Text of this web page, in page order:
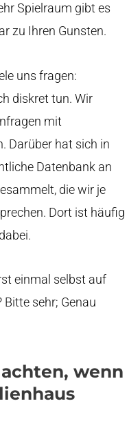
Spielraum gibt es
zu Ihren Gunsten.
uns fragen:
diskret tun. Wir
mit
Darüber hat sich in
Datenbank an
die wir je
Dort ist häufig
einmal selbst auf
sehr; Genau
wenn